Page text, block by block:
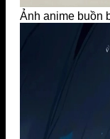
Ảnh anime buồn